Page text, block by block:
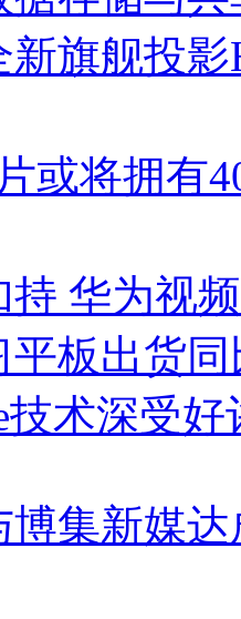
旗舰投
或将拥有
持 华为视
板出货
技术深受
博集新媒